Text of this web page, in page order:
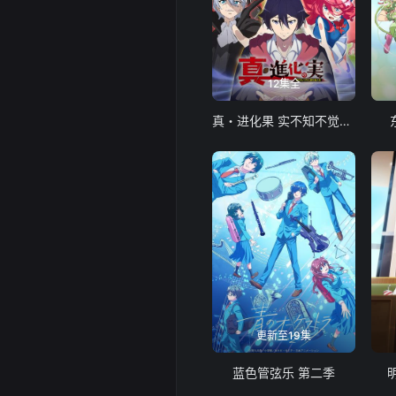
12集全
真・进化果 实不知不觉踏上胜利的人生
更新至19集
蓝色管弦乐 第二季